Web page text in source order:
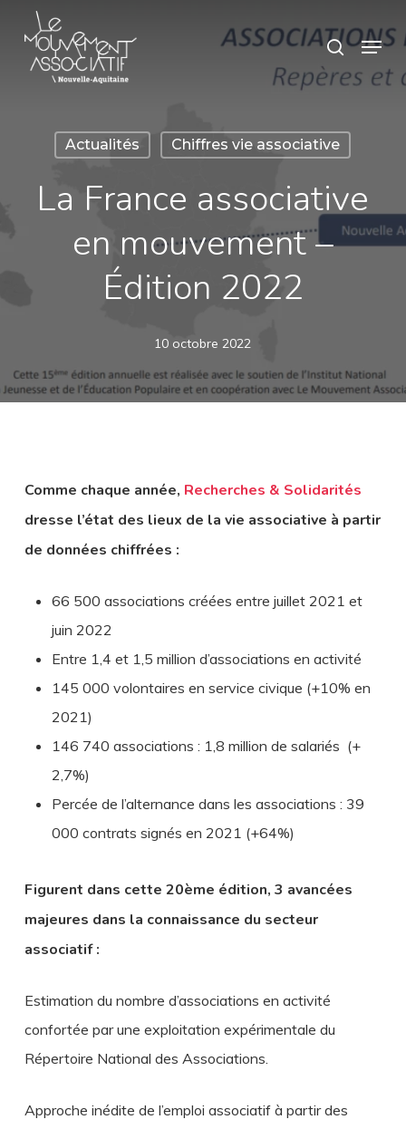
search
Menu
Actualités Chiffres vie associative
La France associative
en mouvement –
Édition 2022
10 octobre 2022
Comme chaque année, Recherches & Solidarités
dresse l’état des lieux de la vie associative à partir
de données chiffrées :
66 500 associations créées entre juillet 2021 et
juin 2022
Entre 1,4 et 1,5 million d’associations en activité
145 000 volontaires en service civique (+10% en
2021)
146 740 associations : 1,8 million de salariés (+
2,7%)
Percée de l’alternance dans les associations : 39
000 contrats signés en 2021 (+64%)
Figurent dans cette 20ème édition, 3 avancées
majeures dans la connaissance du secteur
associatif :
Estimation du nombre d’associations en activité
confortée par une exploitation expérimentale du
Répertoire National des Associations.
Approche inédite de l’emploi associatif à partir des
Close
Menu
Panneau de gestion des cookies